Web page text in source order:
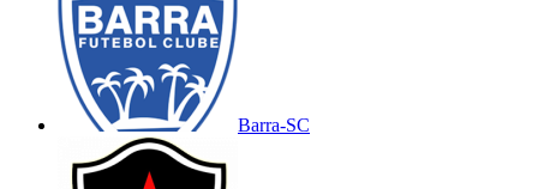
Barra-SC